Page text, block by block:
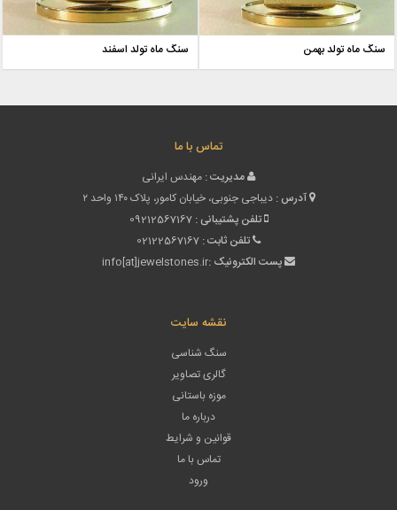
سنگ ماه تولد بهمن سنگ ماه تولد اسفند
تماس با ما
مدیریت : مهندس ایرانی
آدرس : دیباجی جنوبی، خیابان کامور، پلاک ۱۴۰ واحد ۲
تلفن پشتیبانی : 09212567167
تلفن ثابت : 02122567167
پست الکترونیک :info[at]jewelstones.ir
نقشه سایت
سنگ شناسی
گالری تصاویر
موزه باستانی
درباره ما
قوانین و شرایط
تماس با ما
ورود